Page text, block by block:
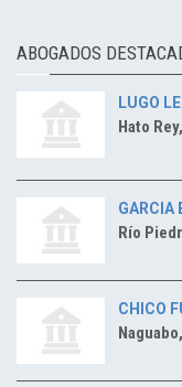
ABOGADOS
LUGO
Hato
GARCIA
Río
CHICO